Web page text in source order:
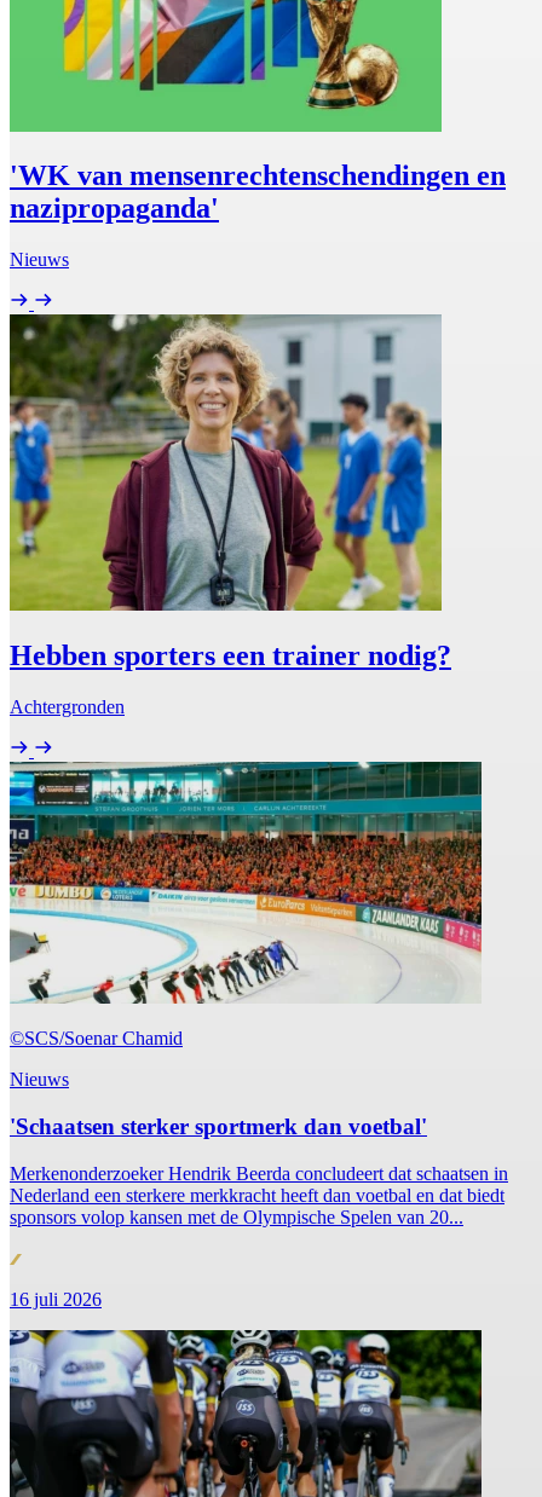
'WK van mensenrechtenschendingen en
nazipropaganda'
Nieuws
Hebben sporters een trainer nodig?
Achtergronden
©SCS/Soenar Chamid
Nieuws
'Schaatsen sterker sportmerk dan voetbal'
Merkenonderzoeker Hendrik Beerda concludeert dat schaatsen in
Nederland een sterkere merkkracht heeft dan voetbal en dat biedt
sponsors volop kansen met de Olympische Spelen van 20...
16 juli 2026